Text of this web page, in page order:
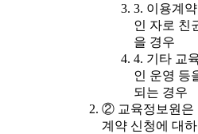
3. 이용계
인 자로 친
을 경우
4. 기타 교
인 운영 등
되는 경우
② 교육정보원은
계약 신청에 대